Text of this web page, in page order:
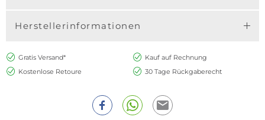
Herstellerinformationen
Gratis Versand*
Kauf auf Rechnung
Kostenlose Retoure
30 Tage Rückgaberecht